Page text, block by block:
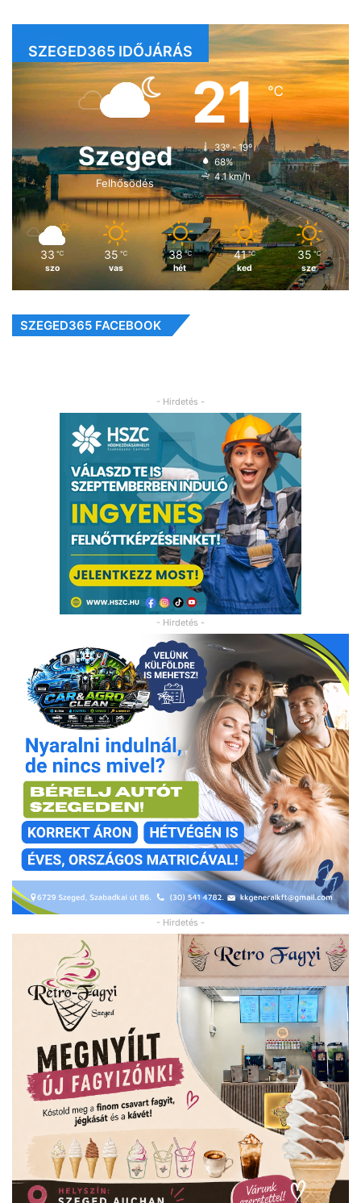
SZEGED365 IDŐJÁRÁS
Szeged
Felhősödés
21℃
33º - 19º
68%
4.1 km/h
33 ℃
szo
35 ℃
vas
38 ℃
hét
41 ℃
ked
35 ℃
sze
SZEGED365 FACEBOOK
- Hirdetés -
- Hirdetés -
- Hirdetés -